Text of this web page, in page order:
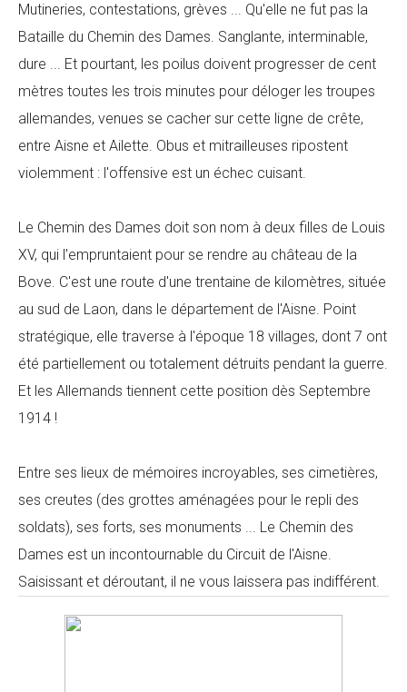
Mutineries, contestations, grèves ... Qu'elle ne fut pas la
Bataille du Chemin des Dames. Sanglante, interminable,
dure ... Et pourtant, les poilus doivent progresser de cent
mètres toutes les trois minutes pour déloger les troupes
allemandes, venues se cacher sur cette ligne de crête,
entre Aisne et Ailette. Obus et mitrailleuses ripostent
violemment : l'offensive est un échec cuisant.
Le Chemin des Dames doit son nom à deux filles de Louis
XV, qui l'empruntaient pour se rendre au château de la
Bove. C'est une route d'une trentaine de kilomètres, située
au sud de Laon, dans le département de l'Aisne. Point
stratégique, elle traverse à l'époque 18 villages, dont 7 ont
été partiellement ou totalement détruits pendant la guerre.
Et les Allemands tiennent cette position dès Septembre
1914 !
Entre ses lieux de mémoires incroyables, ses cimetières,
ses creutes (des grottes aménagées pour le repli des
soldats), ses forts, ses monuments ... Le Chemin des
Dames est un incontournable du Circuit de l'Aisne.
Saisissant et déroutant, il ne vous laissera pas indifférent.